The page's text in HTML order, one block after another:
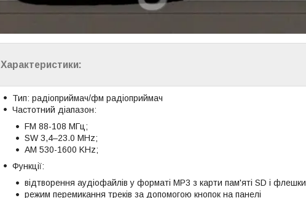
Характеристики:
Тип: радіоприймач/фм радіоприймач
Частотний діапазон:
FM 88-108 МГц;
SW 3,4–23.0 MHz;
AM 530-1600 KHz;
Функції:
відтворення аудіофайлів у форматі MP3 з карти пам'яті SD і флешки
режим перемикання треків за допомогою кнопок на панелі